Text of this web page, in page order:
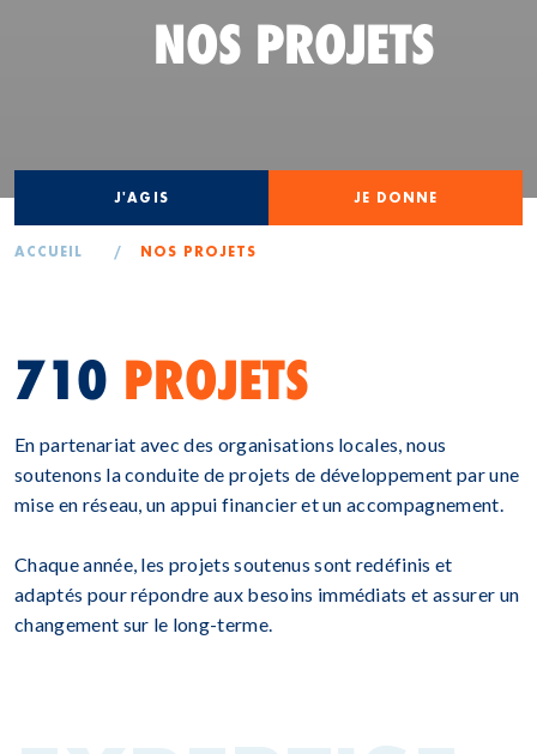
NOS PROJETS
J'AGIS JE DONNE
ACCUEIL / NOS PROJETS
710 PROJETS
En partenariat avec des organisations locales, nous
soutenons la conduite de projets de développement par une
mise en réseau, un appui financier et un accompagnement.
Chaque année, les projets soutenus sont redéfinis et
adaptés pour répondre aux besoins immédiats et assurer un
changement sur le long-terme.